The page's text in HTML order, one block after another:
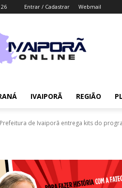
Entrar / Cadastrar Webmail
IVAIPORÃ REGIÃO
Prefeitura de Ivaiporã entrega kits do